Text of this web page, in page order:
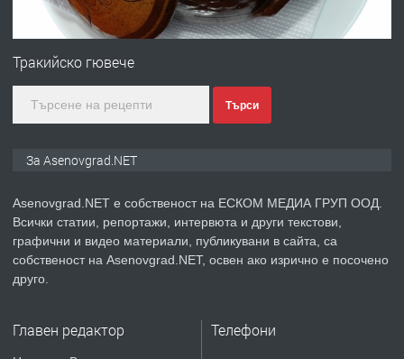
ПРЕДЛАГА
Професионална зеленчукорезачка
преди 2 години
ПРЕДЛАГА
Давам индивидуалани уроци по
Тракийско гювече
Търси
За Asenovgrad.NET
Asenovgrad.NET е собственост на ЕСКОМ МЕДИА ГРУП ООД.
Всички статии, репортажи, интервюта и други текстови,
графични и видео материали, публикувани в сайта, са
собственост на Asenovgrad.NET, освен ако изрично е посочено
друго.
Главен редактор Телефони